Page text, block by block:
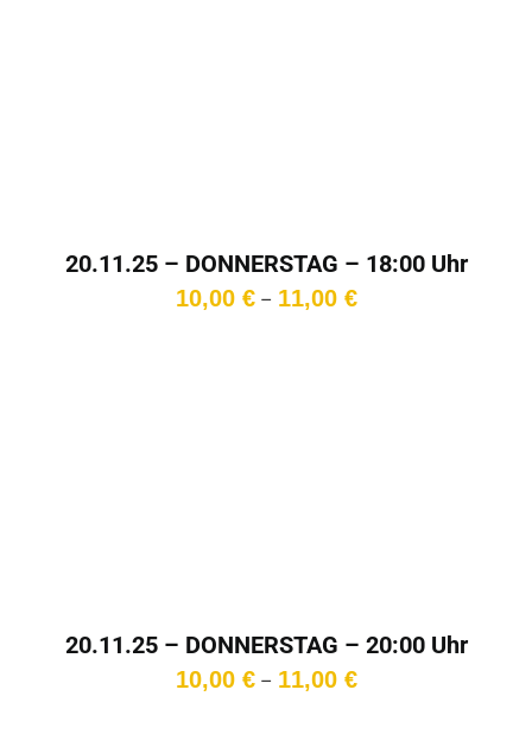
20.11.25 – DONNERSTAG – 18:00 Uhr
10,00 € – 11,00 €Preisspanne:
20.11.25 – DONNERSTAG – 20:00 Uhr
10,00 € – 11,00 €Preisspanne: